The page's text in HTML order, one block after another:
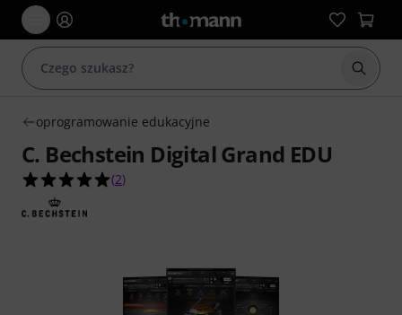
oprogramowanie edukacyjne
C. Bechstein Digital Grand EDU
5.0 na 5 gwiazdek z 2 ocen klientów
(2)